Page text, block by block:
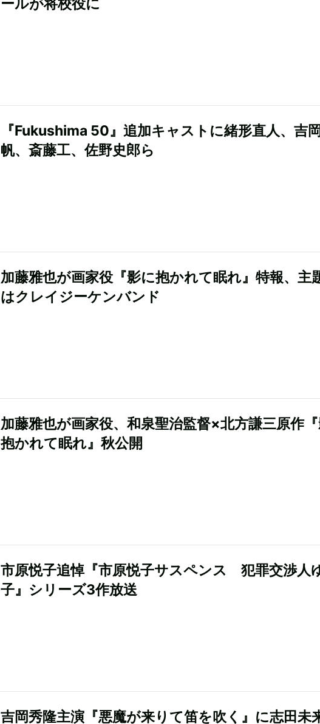
ールが将校役に
『Fukushima 50』追加キャストに緒形直人、吉
帆、斎藤工、佐野史郎ら
加藤雅也が画家役『影に抱かれて眠れ』特報、主
はクレイジーケンバンド
加藤雅也が画家役、和泉聖治監督×北方謙三原作
抱かれて眠れ』秋公開
市原悦子追悼『市原悦子サスペンス 犯罪交渉人
子』シリーズ3作放送
吉岡秀隆主演『悪魔が来りて笛を吹く』に志田未